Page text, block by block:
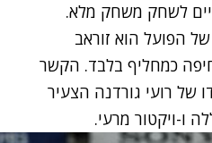
לשחק משחק מלא.
הפועל הוא זוראב
כמחליף בלבד. הקשר
של רועי גורדנה הצעיר
ו-ויקטור מרעי.